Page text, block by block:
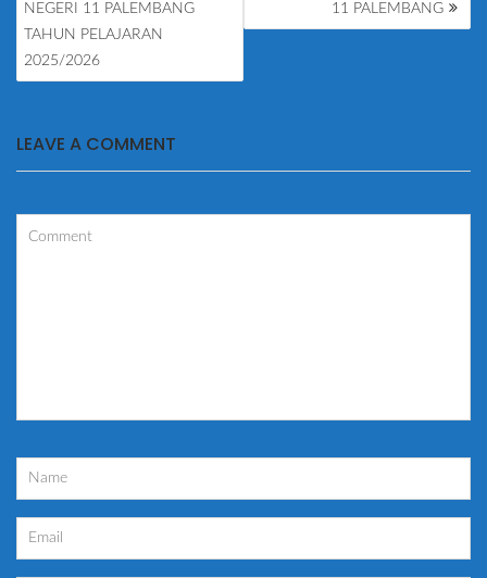
NEGERI 11 PALEMBANG
TAHUN PELAJARAN
2025/2026
11 PALEMBANG
LEAVE A COMMENT